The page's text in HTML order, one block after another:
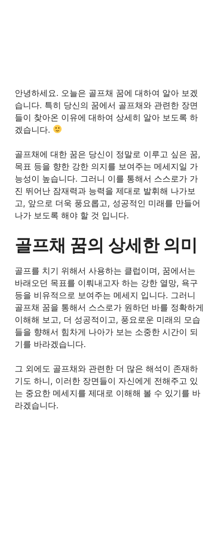
안녕하세요. 오늘은 골프채 꿈에 대하여 알아 보겠
습니다. 특히 당신의 꿈에서 골프채와 관련한 장면
들이 찾아온 이유에 대하여 상세히 알아 보도록 하
겠습니다.
골프채에 대한 꿈은 당신이 정말로 이루고 싶은 꿈,
목표 등을 향한 강한 의지를 보여주는 메세지일 가
능성이 높습니다. 그러니 이를 통해서 스스로가 가
진 뛰어난 잠재력과 능력을 제대로 발휘해 나가보
고, 앞으로 더욱 풍요롭고, 성공적인 미래를 만들어
나가 보도록 해야 할 것 입니다.
골프채 꿈의 상세한 의미
골프를 치기 위해서 사용하는 클럽이며, 꿈에서는
바래오던 목표를 이뤄내고자 하는 강한 열망, 욕구
등을 비유적으로 보여주는 메세지 입니다. 그러니
골프채 꿈을 통해서 스스로가 원하던 바를 정확하게
이해해 보고, 더 성공적이고, 풍요로운 미래의 모습
들을 향해서 힘차게 나아가 보는 소중한 시간이 되
기를 바라겠습니다.
그 외에도 골프채와 관련한 더 많은 해석이 존재하
기도 하니, 이러한 장면들이 자신에게 전해주고 있
는 중요한 메세지를 제대로 이해해 볼 수 있기를 바
라겠습니다.